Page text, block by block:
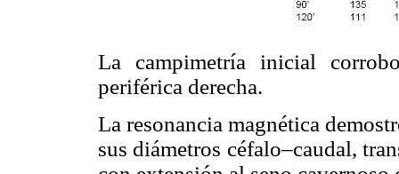
La campimetría inicial
periférica derecha.
La resonancia magnética
sus diámetros céfalo–caudal,